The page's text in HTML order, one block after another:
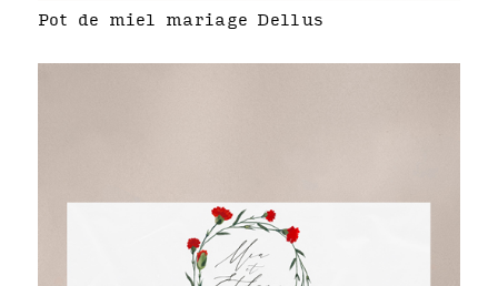
Pot de miel mariage Dellus